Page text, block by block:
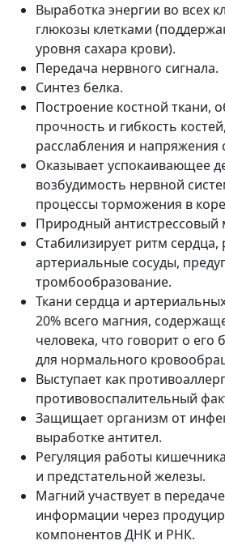
Выработка энергии во всех
глюкозы клетками
уровня сахара крови).
Передача нервного сигнала.
Синтез белка.
Построение костной ткани,
прочность и гибкость
расслабления и
Оказывает успокаивающее
возбудимость нервной
процессы торможения в
Природный антистрессовый
Стабилизирует ритм
артериальные сосуды,
тромбообразование.
Ткани сердца и
20% всего магния,
человека, что говорит о
для нормального
Выступает как
противовоспалительный
Защищает организм от
выработке антител.
Регуляция работы
и предстательной железы.
Магний участвует в
информации через
компонентов ДНК и РНК.